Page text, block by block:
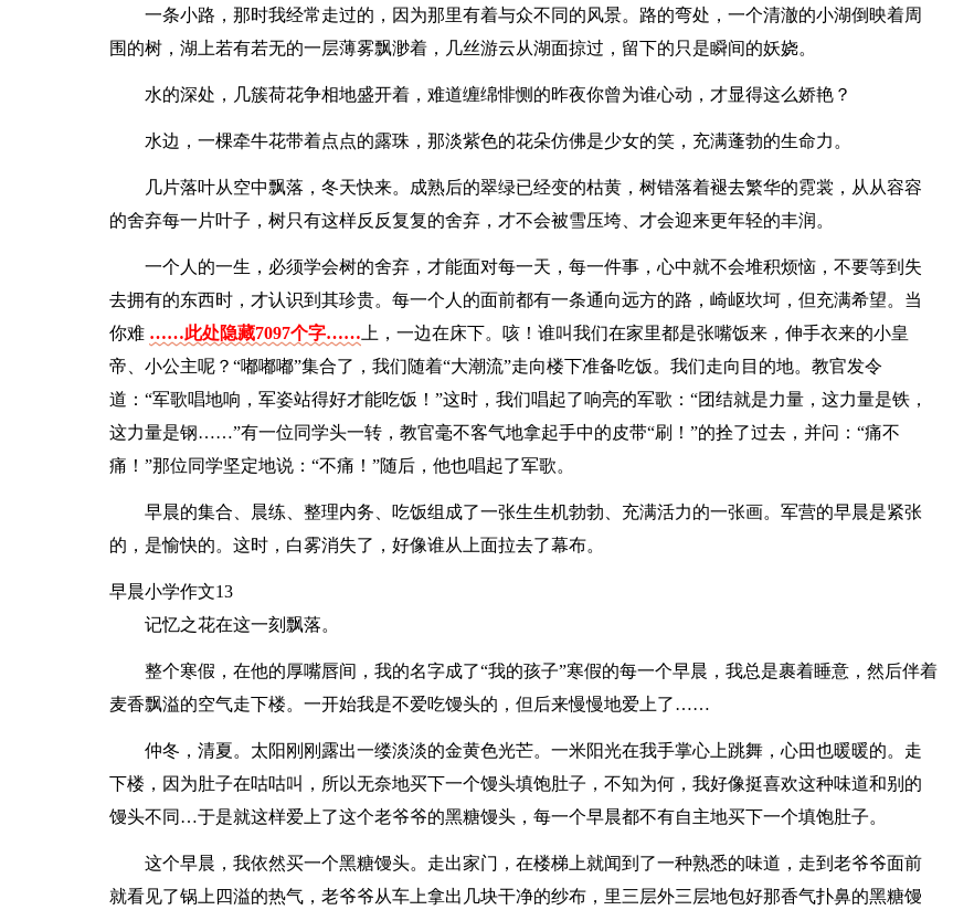
一条小路，那时我经常走过的，因为那里有着与众不同的风景。路的弯处，一个清澈的小湖倒映着周
围的树，湖上若有若无的一层薄雾飘渺着，几丝游云从湖面掠过，留下的只是瞬间的妖娆。
水的深处，几簇荷花争相地盛开着，难道缠绵悱恻的昨夜你曾为谁心动，才显得这么娇艳？
水边，一棵牵牛花带着点点的露珠，那淡紫色的花朵仿佛是少女的笑，充满蓬勃的生命力。
几片落叶从空中飘落，冬天快来。成熟后的翠绿已经变的枯黄，树错落着褪去繁华的霓裳，从从容容
的舍弃每一片叶子，树只有这样反反复复的舍弃，才不会被雪压垮、才会迎来更年轻的丰润。
一个人的一生，必须学会树的舍弃，才能面对每一天，每一件事，心中就不会堆积烦恼，不要等到失
去拥有的东西时，才认识到其珍贵。每一个人的面前都有一条通向远方的路，崎岖坎坷，但充满希望。当
你难 ……此处隐藏7097个字…… 上，一边在床下。咳！谁叫我们在家里都是张嘴饭来，伸手衣来的小皇
帝、小公主呢？“嘟嘟嘟”集合了，我们随着“大潮流”走向楼下准备吃饭。我们走向目的地。教官发令
道：“军歌唱地响，军姿站得好才能吃饭！”这时，我们唱起了响亮的军歌：“团结就是力量，这力量是铁，
这力量是钢……”有一位同学头一转，教官毫不客气地拿起手中的皮带“刷！”的拴了过去，并问：“痛不
痛！”那位同学坚定地说：“不痛！”随后，他也唱起了军歌。
早晨的集合、晨练、整理内务、吃饭组成了一张生生机勃勃、充满活力的一张画。军营的早晨是紧张
的，是愉快的。这时，白雾消失了，好像谁从上面拉去了幕布。
早晨小学作文13
记忆之花在这一刻飘落。
整个寒假，在他的厚嘴唇间，我的名字成了“我的孩子”寒假的每一个早晨，我总是裹着睡意，然后伴着
麦香飘溢的空气走下楼。一开始我是不爱吃馒头的，但后来慢慢地爱上了……
仲冬，清夏。太阳刚刚露出一缕淡淡的金黄色光芒。一米阳光在我手掌心上跳舞，心田也暖暖的。走
下楼，因为肚子在咕咕叫，所以无奈地买下一个馒头填饱肚子，不知为何，我好像挺喜欢这种味道和别的
馒头不同…于是就这样爱上了这个老爷爷的黑糖馒头，每一个早晨都不有自主地买下一个填饱肚子。
这个早晨，我依然买一个黑糖馒头。走出家门，在楼梯上就闻到了一种熟悉的味道，走到老爷爷面前
就看见了锅上四溢的热气，老爷爷从车上拿出几块干净的纱布，里三层外三层地包好那香气扑鼻的黑糖馒